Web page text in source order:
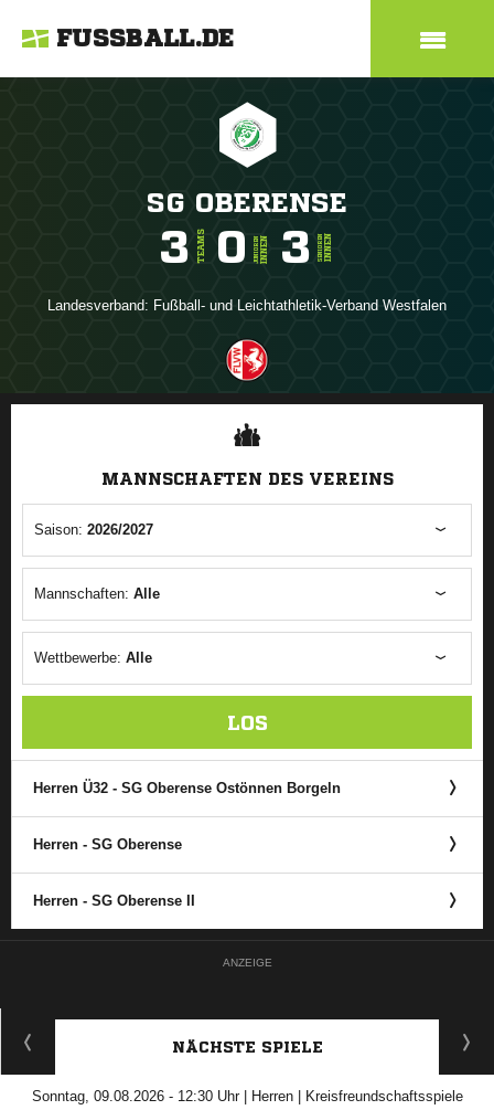
FUSSBALL.DE
SG OBERENSE
3 TEAMS 0 JUNIORENINNEN 3 SENIORENINNEN
Landesverband: Fußball- und Leichtathletik-Verband Westfalen
ANZEIGE
MANNSCHAFTEN DES VEREINS
Saison: 2026/2027
Mannschaften: Alle
Wettbewerbe: Alle
LOS
Herren Ü32 - SG Oberense Ostönnen Borgeln
Herren - SG Oberense
Herren - SG Oberense II
ANZEIGE
NÄCHSTE SPIELE
Sonntag, 09.08.2026 - 12:30 Uhr | Herren | Kreisfreundschaftsspiele